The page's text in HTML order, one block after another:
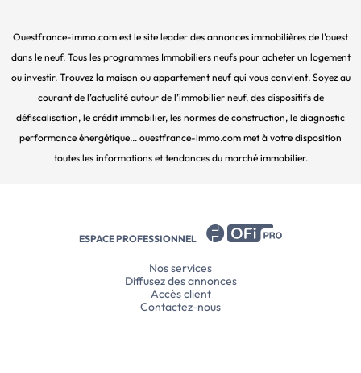
Ouestfrance-immo.com est le site leader des annonces immobilières de l'ouest
dans le neuf. Tous les programmes Immobiliers neufs pour acheter un logement
ou investir. Trouvez la maison ou appartement neuf qui vous convient. Soyez au
courant de l’actualité autour de l’immobilier neuf, des dispositifs de
défiscalisation, le crédit immobilier, les normes de construction, le diagnostic
performance énergétique... ouestfrance-immo.com met à votre disposition
toutes les informations et tendances du marché immobilier.
ESPACE PROFESSIONNEL
Nos services
Diffusez des annonces
Accès client
Contactez-nous